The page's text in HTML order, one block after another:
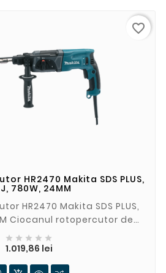
HR2470 Makita SDS PLUS,
780W, 24MM
HR2470 Makita SDS PLUS,
lucrările profesionale
de...
    
1.019,86 leiPret
favorite_border